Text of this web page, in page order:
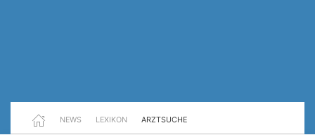
NEWS LEXIKON ARZTSUCHE